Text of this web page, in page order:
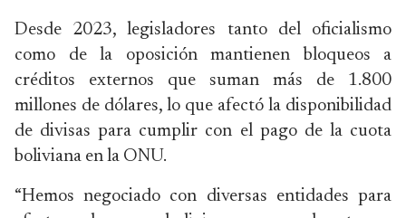
Desde 2023, legisladores tanto del oficialismo
como de la oposición mantienen bloqueos a
créditos externos que suman más de 1.800
millones de dólares, lo que afectó la disponibilidad
de divisas para cumplir con el pago de la cuota
boliviana en la ONU.
“Hemos negociado con diversas entidades para